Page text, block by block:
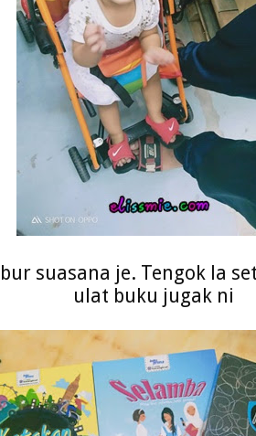
suasana je. Tengok la
ulat buku jugak ni